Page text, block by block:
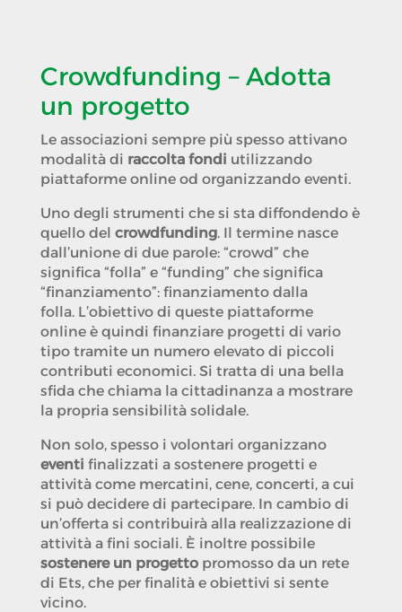
Crowdfunding – Adotta
un progetto
Le associazioni sempre più spesso attivano
modalità di raccolta fondi utilizzando
piattaforme online od organizzando eventi.
Uno degli strumenti che si sta diffondendo è
quello del crowdfunding. Il termine nasce
dall’unione di due parole: “crowd” che
significa “folla” e “funding” che significa
“finanziamento”: finanziamento dalla
folla. L’obiettivo di queste piattaforme
online è quindi finanziare progetti di vario
tipo tramite un numero elevato di piccoli
contributi economici. Si tratta di una bella
sfida che chiama la cittadinanza a mostrare
la propria sensibilità solidale.
Non solo, spesso i volontari organizzano
eventi finalizzati a sostenere progetti e
attività come mercatini, cene, concerti, a cui
si può decidere di partecipare. In cambio di
un’offerta si contribuirà alla realizzazione di
attività a fini sociali. È inoltre possibile
sostenere un progettopromosso da un rete
di Ets, che per finalità e obiettivi si sente
vicino.